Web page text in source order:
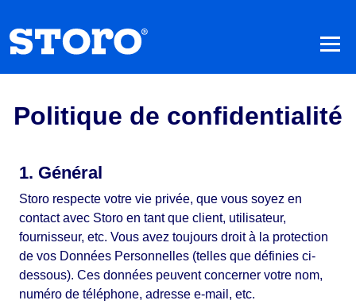
Politique de confidentialité
1. Général
Storo respecte votre vie privée, que vous soyez en
contact avec Storo en tant que client, utilisateur,
fournisseur, etc. Vous avez toujours droit à la protection
de vos Données Personnelles (telles que définies ci-
dessous). Ces données peuvent concerner votre nom,
numéro de téléphone, adresse e-mail, etc.